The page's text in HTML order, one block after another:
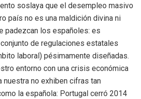
soslaya que el desempleo masivo
país no es una maldición divina ni
padezcan los españoles: es
de regulaciones estatales
laboral) pésimamente diseñadas.
entorno con una crisis económica
nuestra no exhiben cifras tan
la española: Portugal cerró 2014